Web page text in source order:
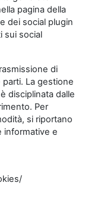
pagina della
dei social plugin
sui social
di
La gestione
disciplinata dalle
Per
si riportano
informative e